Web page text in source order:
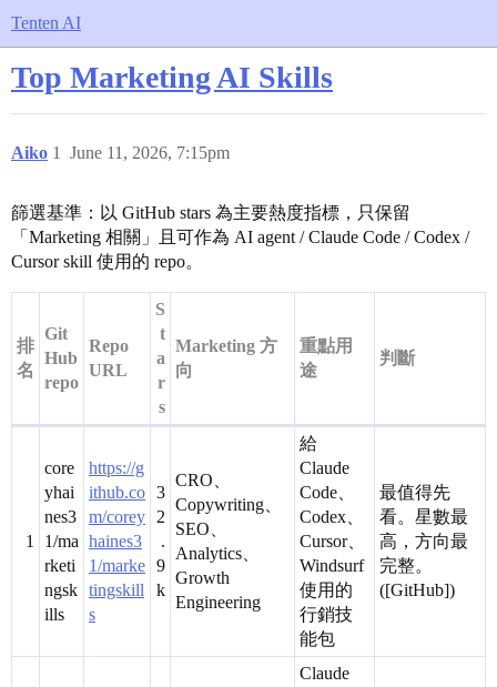
Tenten AI
Top Marketing AI Skills
Aiko June 11, 2026, 7:15pm
1
篩選基準：以 GitHub stars 為主要熱度指標，只保留
「Marketing 相關」且可作為 AI agent / Claude Code / Codex /
Cursor skill 使用的 repo。
排
名
Git
Hub
repo
Repo
URL
S
t
a
r
s
Marketing 方
向
重點用
途
判斷
1
core
yhai
nes3
1/ma
rketi
ngsk
ills
https://g
ithub.co
m/corey
haines3
1/marke
tingskill
s
3
2
.
9
k
CRO、
Copywriting、
SEO、
Analytics、
Growth
Engineering
給
Claude
Code、
Codex、
Cursor、
Windsurf
使用的
行銷技
能包
最值得先
看。星數最
高，方向最
完整。
([GitHub])
Claude